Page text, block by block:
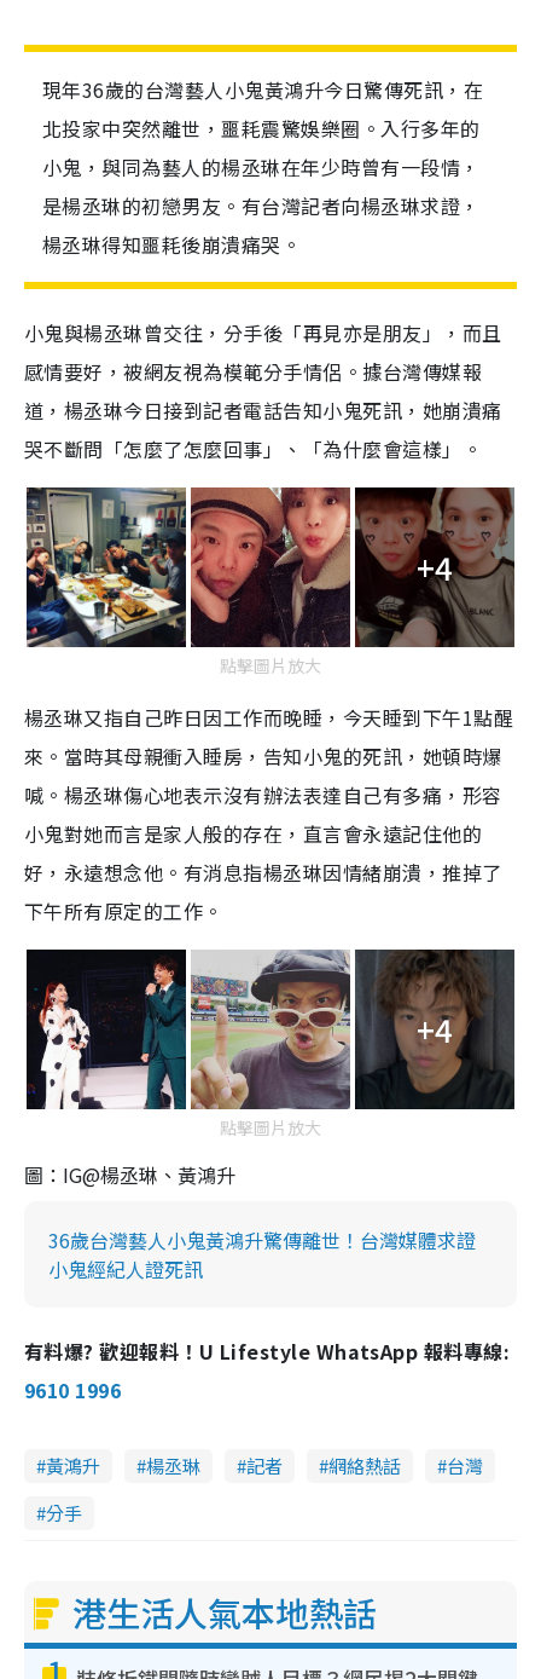
現年36歲的台灣藝人小鬼黃鴻升今日驚傳死訊，在
北投家中突然離世，噩耗震驚娛樂圈。入行多年的
小鬼，與同為藝人的楊丞琳在年少時曾有一段情，
是楊丞琳的初戀男友。有台灣記者向楊丞琳求證，
楊丞琳得知噩耗後崩潰痛哭。
小鬼與楊丞琳曾交往，分手後「再見亦是朋友」，而且
感情要好，被網友視為模範分手情侶。據台灣傳媒報
道，楊丞琳今日接到記者電話告知小鬼死訊，她崩潰痛
哭不斷問「怎麼了怎麼回事」、「為什麼會這樣」。
+4
點擊圖片放大
楊丞琳又指自己昨日因工作而晚睡，今天睡到下午1點醒
來。當時其母親衝入睡房，告知小鬼的死訊，她頓時爆
喊。楊丞琳傷心地表示沒有辦法表達自己有多痛，形容
小鬼對她而言是家人般的存在，直言會永遠記住他的
好，永遠想念他。有消息指楊丞琳因情緒崩潰，推掉了
下午所有原定的工作。
+4
點擊圖片放大
圖：IG@楊丞琳、黃鴻升
36歲台灣藝人小鬼黃鴻升驚傳離世！台灣媒體求證
小鬼經紀人證死訊
有料爆? 歡迎報料！U Lifestyle WhatsApp 報料專線:
9610 1996
黃鴻升 楊丞琳 記者 網絡熱話
台灣
分手
港生活人氣本地熱話
1